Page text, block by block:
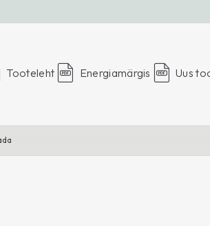
Tooteleht Energiamärgis Uus